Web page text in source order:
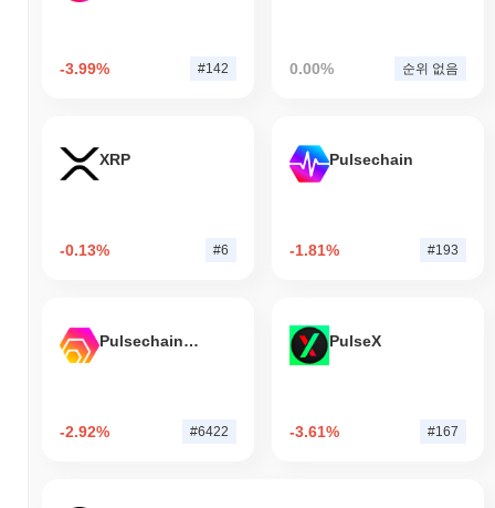
-3.99% #142 0.00% 순위 없음
XRP
-0.13% #6
Pulsechain
-1.81% #193
Pulsechain Bridged HEX (Pulsechain)
-2.92% #6422
PulseX
-3.61% #167